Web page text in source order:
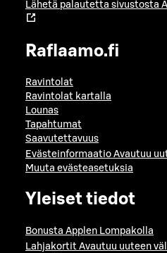
Lähetä palautetta sivustosta
Raflaamo.fi
Ravintolat
Ravintolat kartalla
Lounas
Tapahtumat
Saavutettavuus
Evästeinformaatio Avautuu
Muuta evästeasetuksia
Yleiset tiedot
Bonusta Applen Lompakolla
Lahjakortit Avautuu uuteen